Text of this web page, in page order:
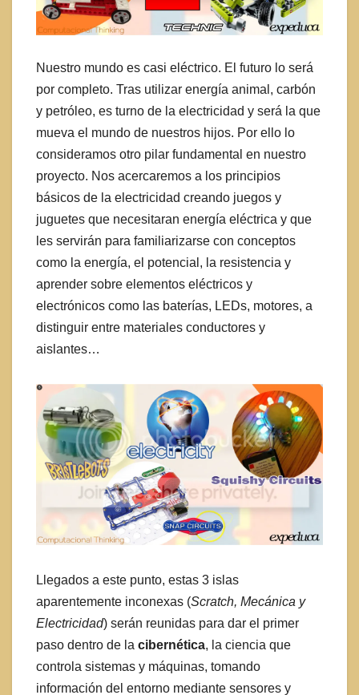
Nuestro mundo es casi eléctrico. El futuro lo será
por completo. Tras utilizar energía animal, carbón
y petróleo, es turno de la electricidad y será la que
mueva el mundo de nuestros hijos. Por ello lo
consideramos otro pilar fundamental en nuestro
proyecto. Nos acercaremos a los principios
básicos de la electricidad creando juegos y
juguetes que necesitaran energía eléctrica y que
les servirán para familiarizarse con conceptos
como la energía, el potencial, la resistencia y
aprender sobre elementos eléctricos y
electrónicos como las baterías, LEDs, motores, a
distinguir entre materiales conductores y
aislantes…
Llegados a este punto, estas 3 islas
aparentemente inconexas (Scratch, Mecánica y
Electricidad) serán reunidas para dar el primer
paso dentro de la cibernética, la ciencia que
controla sistemas y máquinas, tomando
información del entorno mediante sensores y